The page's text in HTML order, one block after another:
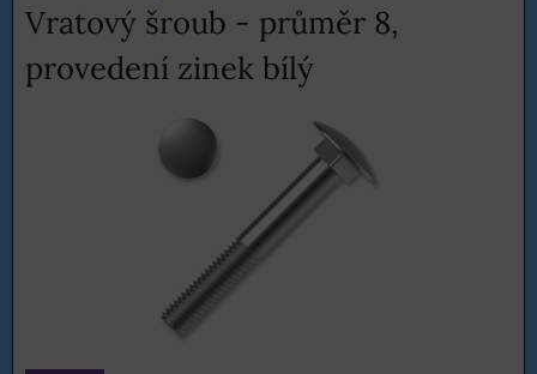
Vratový šroub - průměr 8,
provedení zinek bílý